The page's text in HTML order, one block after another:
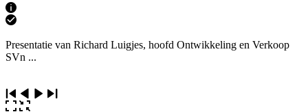
Presentatie van Richard Luigjes, hoofd Ontwikkeling en Verkoop
SVn ...